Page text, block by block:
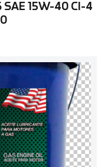
SAE 15W-40 CI-4